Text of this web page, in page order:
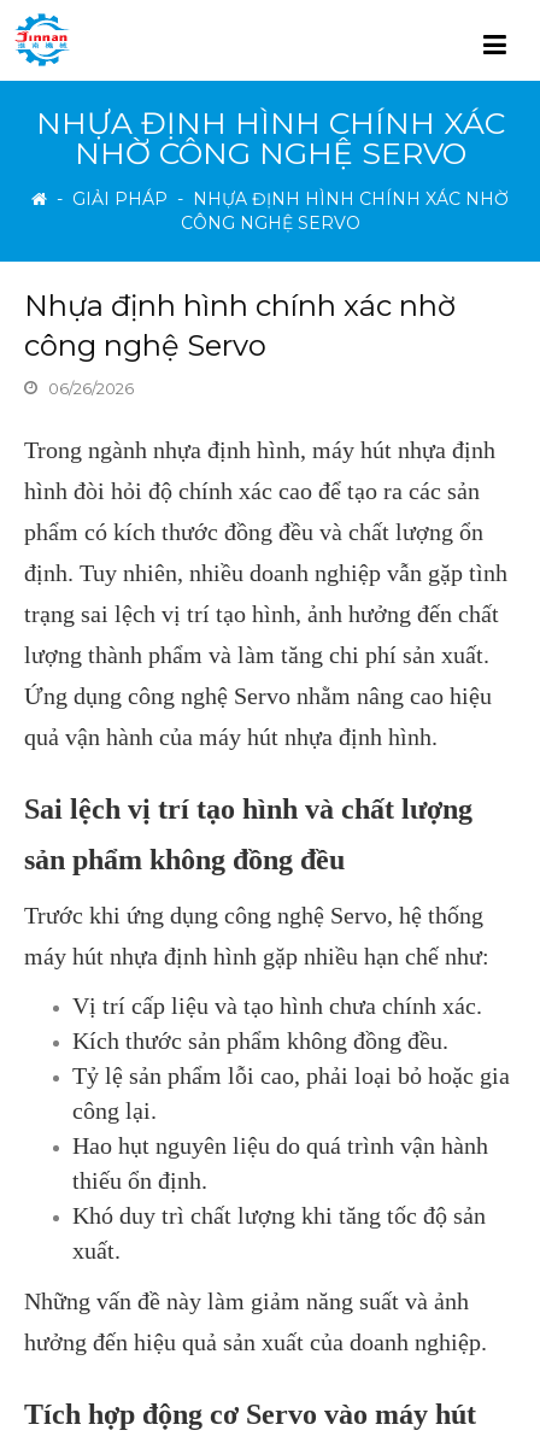
NHỰA ĐỊNH HÌNH CHÍNH XÁC
NHỜ CÔNG NGHỆ SERVO
- GIẢI PHÁP - NHỰA ĐỊNH HÌNH CHÍNH XÁC NHỜ
CÔNG NGHỆ SERVO
Nhựa định hình chính xác nhờ
công nghệ Servo
06/26/2026
Trong ngành nhựa định hình, máy hút nhựa định
hình đòi hỏi độ chính xác cao để tạo ra các sản
phẩm có kích thước đồng đều và chất lượng ổn
định. Tuy nhiên, nhiều doanh nghiệp vẫn gặp tình
trạng sai lệch vị trí tạo hình, ảnh hưởng đến chất
lượng thành phẩm và làm tăng chi phí sản xuất.
Ứng dụng công nghệ Servo nhằm nâng cao hiệu
quả vận hành của máy hút nhựa định hình.
Sai lệch vị trí tạo hình và chất lượng
sản phẩm không đồng đều
Trước khi ứng dụng công nghệ Servo, hệ thống
máy hút nhựa định hình gặp nhiều hạn chế như:
Vị trí cấp liệu và tạo hình chưa chính xác.
Kích thước sản phẩm không đồng đều.
Tỷ lệ sản phẩm lỗi cao, phải loại bỏ hoặc gia
công lại.
Hao hụt nguyên liệu do quá trình vận hành
thiếu ổn định.
Khó duy trì chất lượng khi tăng tốc độ sản
xuất.
Những vấn đề này làm giảm năng suất và ảnh
hưởng đến hiệu quả sản xuất của doanh nghiệp.
Tích hợp động cơ Servo vào máy hút